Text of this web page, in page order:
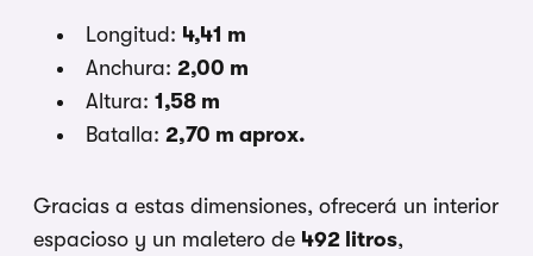
Longitud: 4,41 m
Anchura: 2,00 m
Altura: 1,58 m
Batalla: 2,70 m aprox.
Gracias a estas dimensiones, ofrecerá un interior
espacioso y un maletero de 492 litros,